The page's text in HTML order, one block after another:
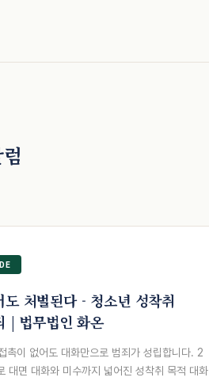
도 처벌된다 - 청소년 성착취
| 법무법인 화온
촉이 없어도 대화만으로 범죄가 성립합니다. 2
대면 대화와 미수까지 넓어진 성착취 목적 대화